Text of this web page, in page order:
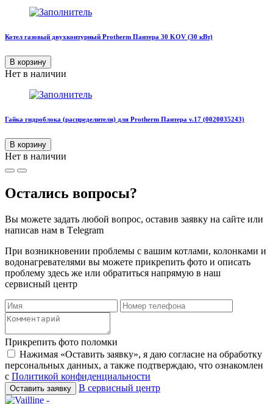
Котел газовый двухконтурный Protherm Пантера 30 KOV (30 кВт)
В корзину
Нет в наличии
Гайка гидроблока (распределителя) для Protherm Пантера v.17 (0020035243)
В корзину
Нет в наличии
Остались вопросы?
Вы можете задать любой вопрос, оставив заявку на сайте или
написав нам в Тelegram
При возникновении проблемы с вашим котлами, колонками и
водонагревателями вы можете прикрепить фото и описать
проблему здесь же или обратиться напрямую в наш
сервисный центр
Прикрепить фото поломки
Нажимая «Оставить заявку», я даю согласие на обработку
персональных данных, а также подтверждаю, что ознакомлен
с Политикой конфиденциальности
Оставить заявку В сервисный центр